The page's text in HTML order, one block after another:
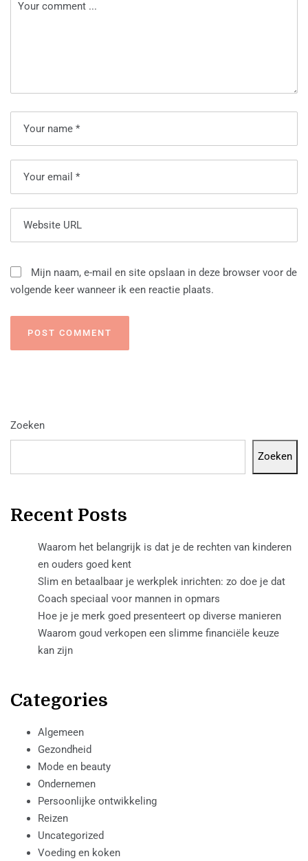
Mijn naam, e-mail en site opslaan in deze browser voor de
volgende keer wanneer ik een reactie plaats.
Zoeken
Zoeken
Recent Posts
Waarom het belangrijk is dat je de rechten van kinderen
en ouders goed kent
Slim en betaalbaar je werkplek inrichten: zo doe je dat
Coach speciaal voor mannen in opmars
Hoe je je merk goed presenteert op diverse manieren
Waarom goud verkopen een slimme financiële keuze
kan zijn
Categories
Algemeen
Gezondheid
Mode en beauty
Ondernemen
Persoonlijke ontwikkeling
Reizen
Uncategorized
Voeding en koken